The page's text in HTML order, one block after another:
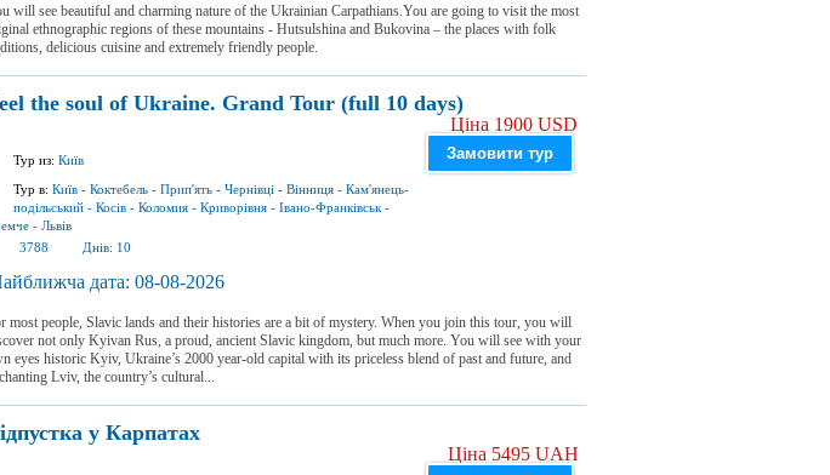
will see beautiful and charming nature of the Ukrainian Carpathians.You are going to visit the most
ethnographic regions of these mountains - Hutsulshina and Bukovina – the places with folk
delicious cuisine and extremely friendly people.
the soul of Ukraine. Grand Tour (full 10 days)
Тур из: Київ
Тур в: Київ - Коктебель - Прип'ять - Чернівці - Вінниця - Кам'янець-
подільський - Косів - Коломия - Криворівня - Івано-Франківськ -
- Львів
3788
Днів: 10
Ціна 1900 USD
Замовити тур
дата: 08-08-2026
most people, Slavic lands and their histories are a bit of mystery. When you join this tour, you will
not only Kyivan Rus, a proud, ancient Slavic kingdom, but much more. You will see with your
eyes historic Kyiv, Ukraine’s 2000 year-old capital with its priceless blend of past and future, and
Lviv, the country’s cultural...
у Карпатах
Ціна 5495 UAH